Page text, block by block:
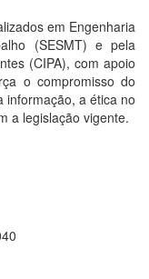
em Engenharia
(SESMT) e pela
(CIPA), com apoio
o compromisso do
informação, a ética no
a legislação vigente.